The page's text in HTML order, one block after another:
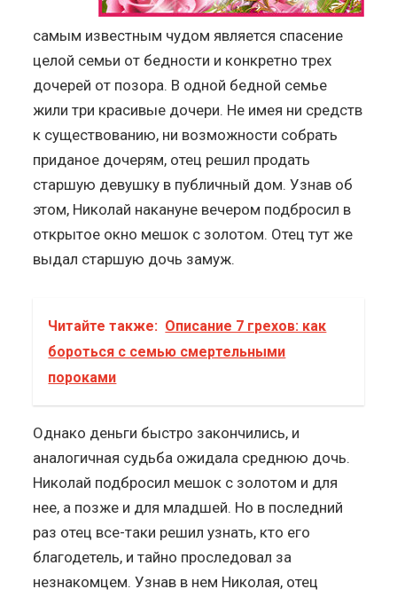
самым известным чудом является спасение
целой семьи от бедности и конкретно трех
дочерей от позора. В одной бедной семье
жили три красивые дочери. Не имея ни средств
к существованию, ни возможности собрать
приданое дочерям, отец решил продать
старшую девушку в публичный дом. Узнав об
этом, Николай накануне вечером подбросил в
открытое окно мешок с золотом. Отец тут же
выдал старшую дочь замуж.
Читайте также: Описание 7 грехов: как
бороться с семью смертельными
пороками
Однако деньги быстро закончились, и
аналогичная судьба ожидала среднюю дочь.
Николай подбросил мешок с золотом и для
нее, а позже и для младшей. Но в последний
раз отец все-таки решил узнать, кто его
благодетель, и тайно проследовал за
незнакомцем. Узнав в нем Николая, отец